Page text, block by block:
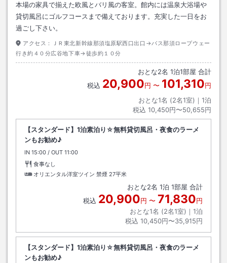
本場の家具で揃えた欧風とバリ風の客室。館内には温泉大浴場や
貸切風呂にゴルフコースまで備えております。充実した一日をお
過ごし下さい。
アクセス：
ＪＲ東北新幹線那須塩原駅西口出口→バス那須ロープウェー
行き約４０分広谷地下車→徒歩約１０分
おとな2名 1泊1部屋 合計
税込 20,900円 〜 101,310円
おとな1名 (2名1室)｜ 1泊
税込 10,450円〜50,655円
【スタンダード】1泊素泊り☆無料貸切風呂・夜食のラーメ
ンもお勧め♪
IN チェックイン
15:00 / OUT チェックアウト
11:00
食事なし
オリエンタル洋室ツイン 禁煙 27平米
おとな2名 1泊 1部屋 合計
税込 20,900円 〜 71,830円
おとな1名 (2名1室)｜ 1泊
税込 10,450円〜35,915円
【スタンダード】1泊素泊り☆無料貸切風呂・夜食のラーメ
ンもお勧め♪